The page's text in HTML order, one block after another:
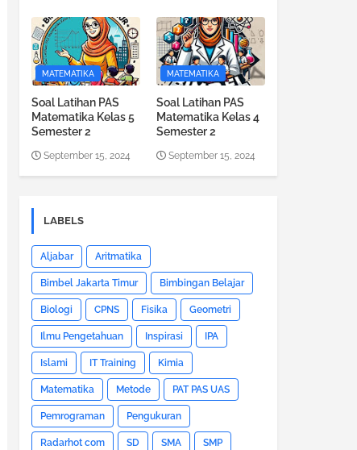
MATEMATIKA
Soal Latihan PAS
Matematika Kelas 5
Semester 2
September 15, 2024
MATEMATIKA
Soal Latihan PAS
Matematika Kelas 4
Semester 2
September 15, 2024
LABELS
Aljabar Aritmatika
Bimbel Jakarta Timur Bimbingan Belajar
Biologi CPNS Fisika Geometri
Ilmu Pengetahuan Inspirasi IPA
Islami IT Training Kimia
Matematika Metode PAT PAS UAS
Pemrograman Pengukuran
Radarhot com SD SMA SMP